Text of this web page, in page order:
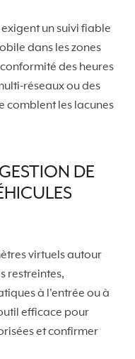
un suivi fiable
dans les zones
des heures
réseaux ou des
comblent les lacunes
DE
virtuels autour
restreintes,
à l'entrée ou à
efficace pour
et confirmer